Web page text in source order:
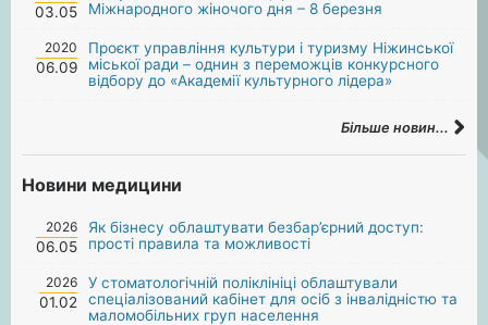
03.05
Міжнародного жіночого дня – 8 березня
2020
06.09
Проєкт управління культури і туризму Ніжинської
міської ради – однин з переможців конкурсного
відбору до «Академії культурного лідера»
Більше новин...
Новини медицини
2026
06.05
Як бізнесу облаштувати безбар’єрний доступ:
прості правила та можливості
2026
01.02
У стоматологічній поліклініці облаштували
спеціалізований кабінет для осіб з інвалідністю та
маломобільних груп населення